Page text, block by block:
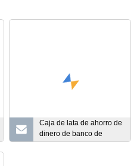
Caja de lata de ahorro de
dinero de banco de
moneda de metal para